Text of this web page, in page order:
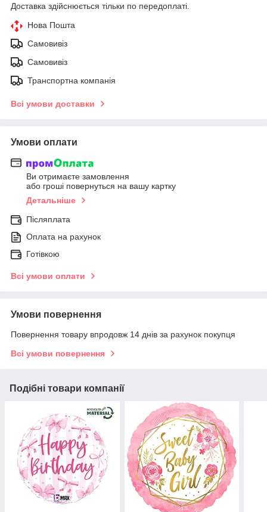
Доставка здійснюється тільки по передоплаті.
Нова Пошта
Самовивіз
Самовивіз
Транспортна компанія
Всі умови доставки
Умови оплати
Ви отримаєте замовлення
або гроші повернуться на вашу картку
Детальніше
Післяплата
Оплата на рахунок
Готівкою
Всі умови оплати
Умови повернення
Повернення товару впродовж 14 днів за рахунок покупця
Всі умови повернення
Подібні товари компанії